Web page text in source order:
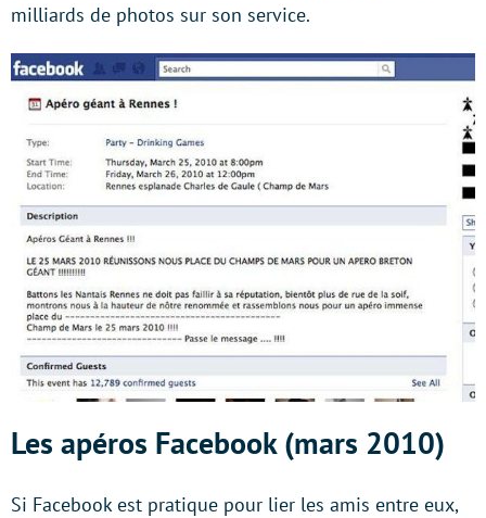
milliards de photos sur son service.
Les apéros Facebook (mars 2010)
Si Facebook est pratique pour lier les amis entre eux,